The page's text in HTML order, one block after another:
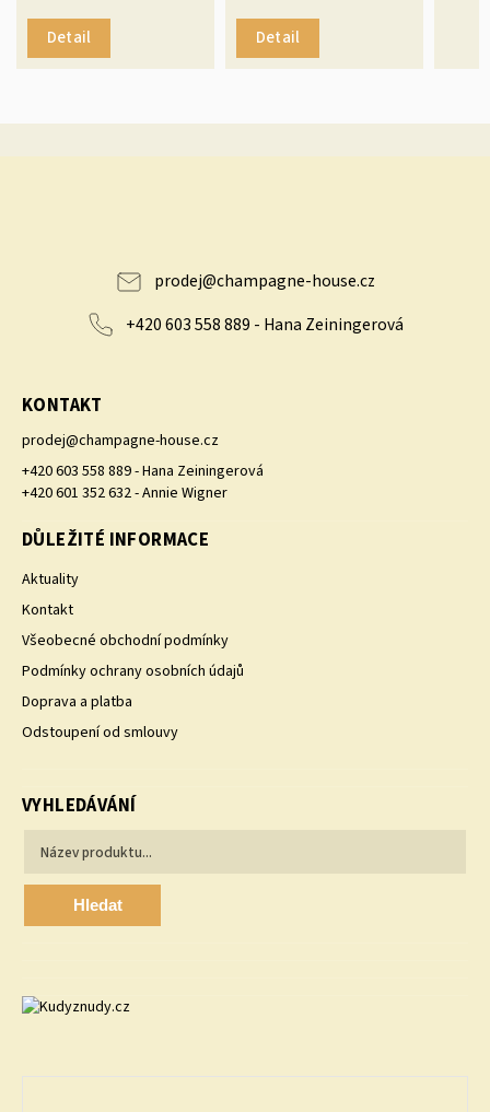
Detail Detail
prodej@champagne-house.cz
+420 603 558 889 - Hana Zeiningerová
KONTAKT
prodej@champagne-house.cz
+420 603 558 889 - Hana Zeiningerová
+420 601 352 632 - Annie Wigner
DŮLEŽITÉ INFORMACE
Aktuality
Kontakt
Všeobecné obchodní podmínky
Podmínky ochrany osobních údajů
Doprava a platba
Odstoupení od smlouvy
VYHLEDÁVÁNÍ
Hledat